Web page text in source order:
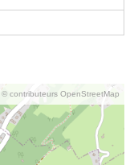
© contributeurs OpenStreetMap